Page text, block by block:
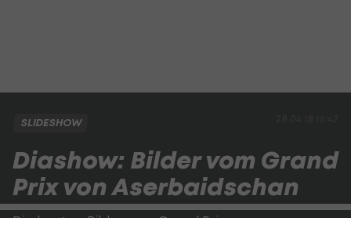
SLIDESHOW
Diashow: Bilder vom Grand
Prix von Aserbaidschan
Die besten Bilder vom Grand Prix von